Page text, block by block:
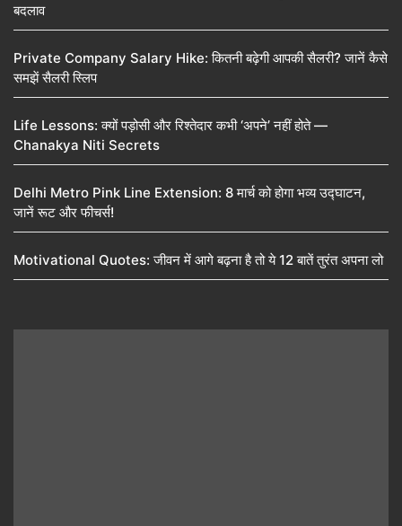
बदलाव
Private Company Salary Hike: कितनी बढ़ेगी आपकी सैलरी? जानें कैसे
समझें सैलरी स्लिप
Life Lessons: क्यों पड़ोसी और रिश्तेदार कभी ‘अपने’ नहीं होते —
Chanakya Niti Secrets
Delhi Metro Pink Line Extension: 8 मार्च को होगा भव्य उद्घाटन,
जानें रूट और फीचर्स!
Motivational Quotes: जीवन में आगे बढ़ना है तो ये 12 बातें तुरंत अपना लो